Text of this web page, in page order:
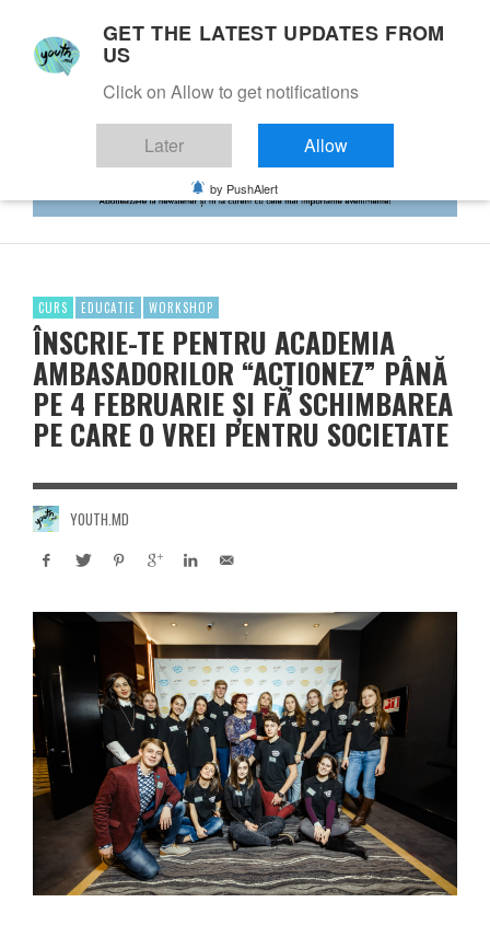
CURS EDUCATIE WORKSHOP
ÎNSCRIE-TE PENTRU ACADEMIA
AMBASADORILOR “ACȚIONEZ” PÂNĂ
PE 4 FEBRUARIE ȘI FĂ SCHIMBAREA
PE CARE O VREI PENTRU SOCIETATE
YOUTH.MD
GET THE LATEST UPDATES FROM
US
Click on Allow to get notifications
Later Allow
by PushAlert